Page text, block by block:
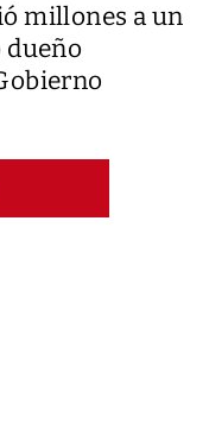
millones a un
dueño